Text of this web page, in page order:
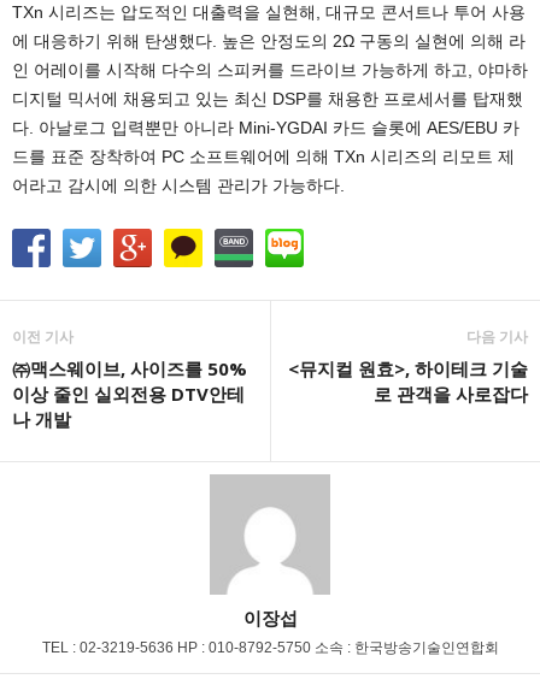
TXn 시리즈는 압도적인 대출력을 실현해, 대규모 콘서트나 투어 사용
에 대응하기 위해 탄생했다. 높은 안정도의 2Ω 구동의 실현에 의해 라
인 어레이를 시작해 다수의 스피커를 드라이브 가능하게 하고, 야마하
디지털 믹서에 채용되고 있는 최신 DSP를 채용한 프로세서를 탑재했
다. 아날로그 입력뿐만 아니라 Mini-YGDAI 카드 슬롯에 AES/EBU 카
드를 표준 장착하여 PC 소프트웨어에 의해 TXn 시리즈의 리모트 제
어라고 감시에 의한 시스템 관리가 가능하다.
이전 기사
㈜맥스웨이브, 사이즈를 50%
이상 줄인 실외전용 DTV안테
나 개발
다음 기사
<뮤지컬 원효>, 하이테크 기술
로 관객을 사로잡다
이장섭
TEL : 02-3219-5636 HP : 010-8792-5750 소속 : 한국방송기술인연합회